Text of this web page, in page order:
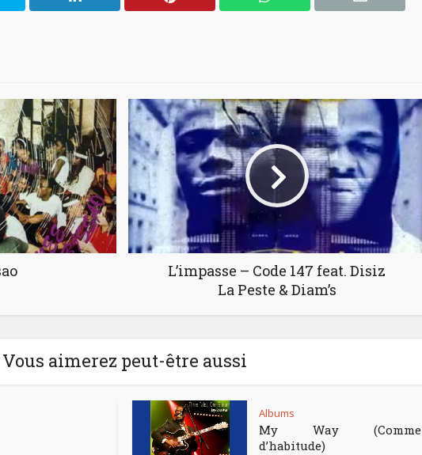
L’impasse – Code 147 feat. Disiz
La Peste & Diam’s
Vous aimerez peut-être aussi
Albums
My Way (Comme
d’habitude)